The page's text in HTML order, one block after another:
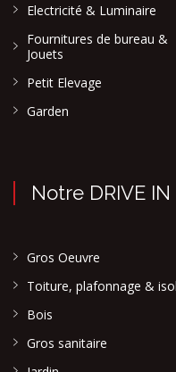
Electricité & Luminaire
Fournitures de bureau &
Jouets
Petit Elevage
Garden
Notre DRIVE IN
Gros Oeuvre
Toiture, plafonnage &
Bois
Gros sanitaire